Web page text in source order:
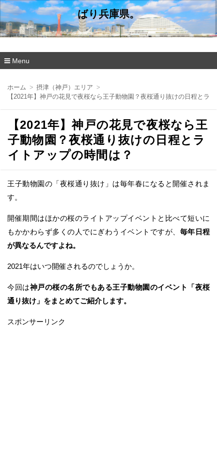
ばり兵庫県。
Menu
ホーム
摂津（神戸）エリア
【2021年】神戸の花見で夜桜なら王子動物園？夜桜通り抜けの日程とラ
【2021年】神戸の花見で夜桜なら王
子動物園？夜桜通り抜けの日程とラ
イトアップの時間は？
王子動物園の「夜桜通り抜け」は毎年春になると開催されま
す。
開催期間はほかの桜のライトアップイベントと比べて短いに
もかかわらず多くの人でにぎわうイベントですが、 毎年日程
が異なるんですよね。
2021年はいつ開催されるのでしょうか。
今回は神戸の桜の名所でもある王子動物園のイベント「夜桜
通り抜け」をまとめてご紹介します。
スポンサーリンク